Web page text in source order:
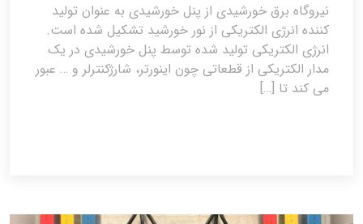
نیروگاه برق خورشیدی از پنل خورشیدی به عنوان تولید
کننده انرژی الکتریکی از نور خورشید تشکیل شده است.
انرژی الکتریکی تولید شده توسط پنل خورشیدی در یک
مدار الکتریکی از قطعاتی چون اینورتر، شارژکنترلر و … عبور
می کند تا […]